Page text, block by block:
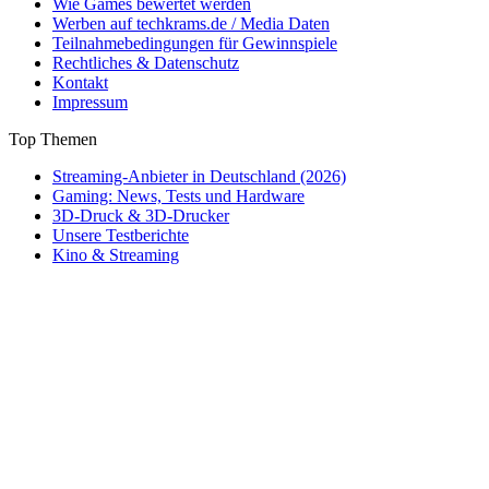
Werben auf techkrams.de / Media Daten
Teilnahmebedingungen für Gewinnspiele
Rechtliches & Datenschutz
Kontakt
Impressum
Top Themen
Streaming-Anbieter in Deutschland (2026)
Gaming: News, Tests und Hardware
3D-Druck & 3D-Drucker
Unsere Testberichte
Kino & Streaming